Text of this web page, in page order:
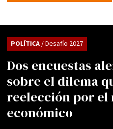
Dos encuestas
sobre el dilema
reelección por el
económico
POLÍTICA/ Desafío 2027